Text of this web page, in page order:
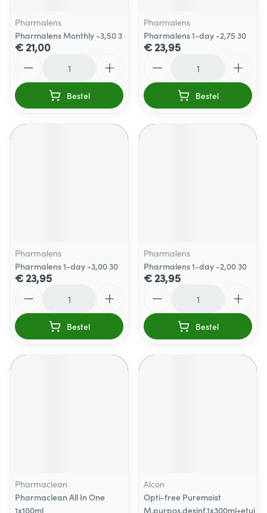
Pharmalens
Pharmalens Monthly -3,50 3
€ 21,00
Bestel
Pharmalens
Pharmalens 1-day -2,75 30
€ 23,95
Bestel
Pharmalens
Pharmalens 1-day -3,00 30
€ 23,95
Bestel
Pharmalens
Pharmalens 1-day -2,00 30
€ 23,95
Bestel
Pharmaclean
Pharmaclean All In One
1x100ml
Alcon
Opti-free Puremoist
M.purpos.desinf.1x300ml+etui